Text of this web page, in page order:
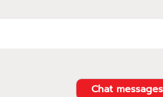
Chat messages